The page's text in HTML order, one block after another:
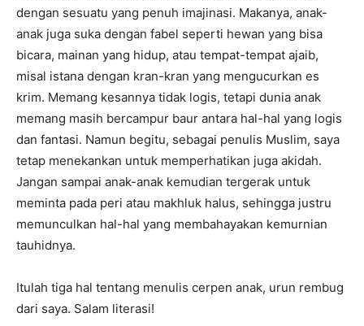
dengan sesuatu yang penuh imajinasi. Makanya, anak-
anak juga suka dengan fabel seperti hewan yang bisa
bicara, mainan yang hidup, atau tempat-tempat ajaib,
misal istana dengan kran-kran yang mengucurkan es
krim. Memang kesannya tidak logis, tetapi dunia anak
memang masih bercampur baur antara hal-hal yang logis
dan fantasi. Namun begitu, sebagai penulis Muslim, saya
tetap menekankan untuk memperhatikan juga akidah.
Jangan sampai anak-anak kemudian tergerak untuk
meminta pada peri atau makhluk halus, sehingga justru
memunculkan hal-hal yang membahayakan kemurnian
tauhidnya.
Itulah tiga hal tentang menulis cerpen anak, urun rembug
dari saya. Salam literasi!